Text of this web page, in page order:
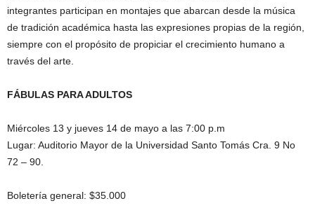
integrantes participan en montajes que abarcan desde la música
de tradición académica hasta las expresiones propias de la región,
siempre con el propósito de propiciar el crecimiento humano a
través del arte.
FÁBULAS PARA ADULTOS
Miércoles 13 y jueves 14 de mayo a las 7:00 p.m
Lugar: Auditorio Mayor de la Universidad Santo Tomás Cra. 9 No
72 – 90.
Boletería general: $35.000